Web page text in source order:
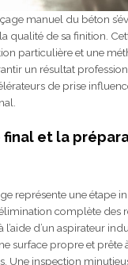
manuel du béton
qualité de sa finition.
particulière et une
un résultat
de prise
et la
représente une étape
complète des
l’aide d’un aspirateur
surface propre et prête
Une inspection